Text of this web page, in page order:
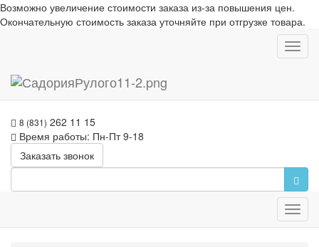
Возможно увеличение стоимости заказа из-за повышения цен.
Окончательную стоимость заказа уточняйте при отгрузке товара.
8 (831) 262 11 15
Время работы: Пн-Пт 9-18
Заказать звонок